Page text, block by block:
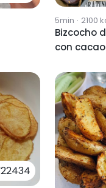
5min · 2100
Bizcocho
con
22434